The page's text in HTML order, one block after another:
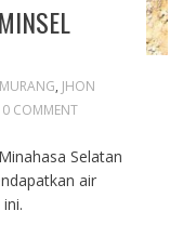
, JHON
0 COMMENT
Selatan
air